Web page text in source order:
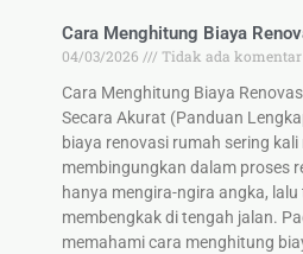
Cara Menghitung Biaya
04/03/2026
Tidak ada komentar
Cara Menghitung Biaya
Secara Akurat (Panduan
biaya renovasi rumah sering
membingungkan dalam proses
hanya mengira-ngira angka,
membengkak di tengah jalan.
memahami cara menghitung